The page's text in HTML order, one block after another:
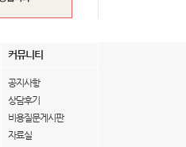
커뮤니티
공지사항
상담후기
비용질문게시판
자료실